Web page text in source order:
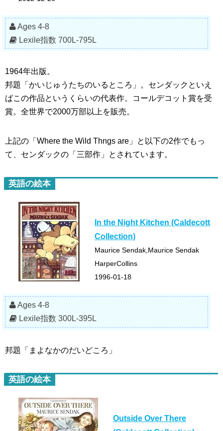
Ages 4-8
Lexile指数 700L-795L
1964年出版。
邦題「かいじゅうたちのいるところ」。センダックといえ
ばこの作品というくらいの代表作。コールデコット賞を受
賞。全世界で2000万部以上を販売。
上記の「Where the Wild Thngs are」と以下の2作でもっ
て、センダックの「三部作」とされています。
英語の絵本
In the Night Kitchen (Caldecott
Collection)
Maurice Sendak,Maurice Sendak
HarperCollins
1996-01-18
Ages 4-8
Lexile指数 300L-395L
邦題「まよなかのだいどころ」
英語の絵本
Outside Over There